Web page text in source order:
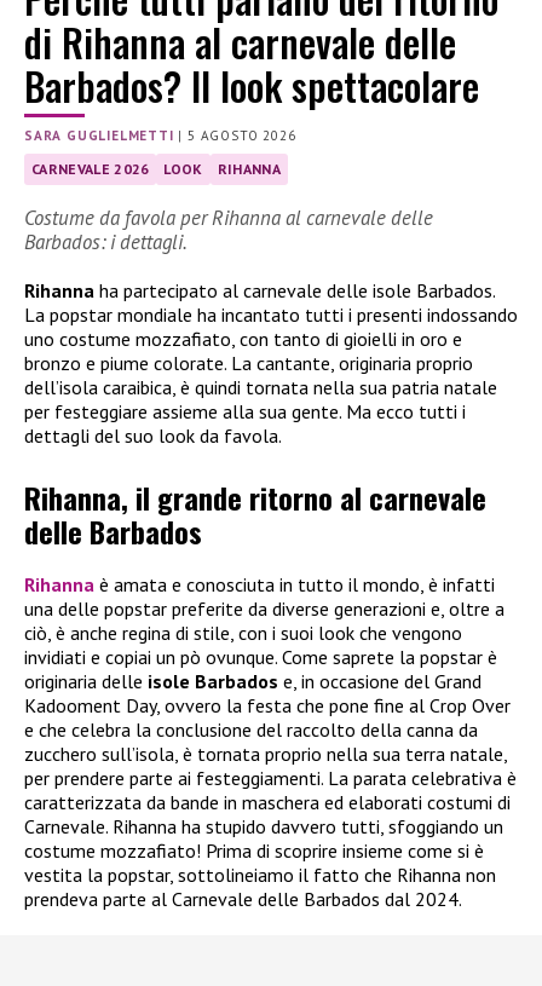
di Rihanna al carnevale delle
Barbados? Il look spettacolare
SARA GUGLIELMETTI |5 AGOSTO 2026
CARNEVALE 2026 LOOK RIHANNA
Costume da favola per Rihanna al carnevale delle
Barbados: i dettagli.
Rihanna ha partecipato al carnevale delle isole Barbados.
La popstar mondiale ha incantato tutti i presenti indossando
uno costume mozzafiato, con tanto di gioielli in oro e
bronzo e piume colorate. La cantante, originaria proprio
dell’isola caraibica, è quindi tornata nella sua patria natale
per festeggiare assieme alla sua gente. Ma ecco tutti i
dettagli del suo look da favola.
Rihanna, il grande ritorno al carnevale
delle Barbados
Rihanna è amata e conosciuta in tutto il mondo, è infatti
una delle popstar preferite da diverse generazioni e, oltre a
ciò, è anche regina di stile, con i suoi look che vengono
invidiati e copiai un pò ovunque. Come saprete la popstar è
originaria delle isole Barbados e, in occasione del Grand
Kadooment Day, ovvero la festa che pone fine al Crop Over
e che celebra la conclusione del raccolto della canna da
zucchero sull’isola, è tornata proprio nella sua terra natale,
per prendere parte ai festeggiamenti. La parata celebrativa è
caratterizzata da bande in maschera ed elaborati costumi di
Carnevale. Rihanna ha stupido davvero tutti, sfoggiando un
costume mozzafiato! Prima di scoprire insieme come si è
vestita la popstar, sottolineiamo il fatto che Rihanna non
prendeva parte al Carnevale delle Barbados dal 2024.